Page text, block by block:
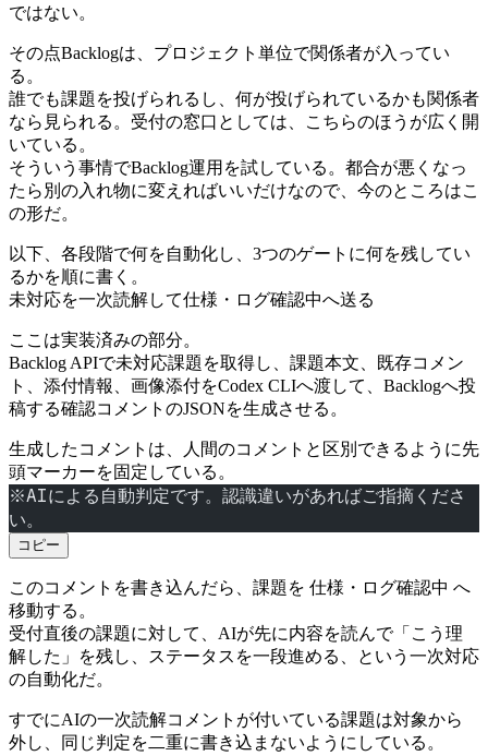
ではない。
その点Backlogは、プロジェクト単位で関係者が入ってい
る。
誰でも課題を投げられるし、何が投げられているかも関係者
なら見られる。受付の窓口としては、こちらのほうが広く開
いている。
そういう事情でBacklog運用を試している。都合が悪くなっ
たら別の入れ物に変えればいいだけなので、今のところはこ
の形だ。
以下、各段階で何を自動化し、3つのゲートに何を残してい
るかを順に書く。
未対応を一次読解して仕様・ログ確認中へ送る
ここは実装済みの部分。
Backlog APIで未対応課題を取得し、課題本文、既存コメン
ト、添付情報、画像添付をCodex CLIへ渡して、Backlogへ投
稿する確認コメントのJSONを生成させる。
生成したコメントは、人間のコメントと区別できるように先
頭マーカーを固定している。
※AIによる自動判定です。認識違いがあればご指摘くださ
い。
コピー
このコメントを書き込んだら、課題を 仕様・ログ確認中 へ
移動する。
受付直後の課題に対して、AIが先に内容を読んで「こう理
解した」を残し、ステータスを一段進める、という一次対応
の自動化だ。
すでにAIの一次読解コメントが付いている課題は対象から
外し、同じ判定を二重に書き込まないようにしている。